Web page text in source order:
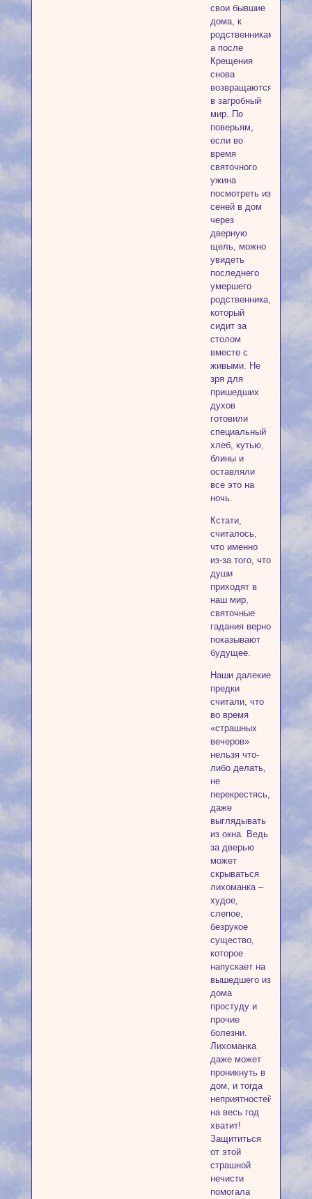
свои бывшие
дома, к
родственникам,
а после
Крещения
снова
возвращаются
в загробный
мир. По
поверьям,
если во
время
святочного
ужина
посмотреть из
сеней в дом
через
дверную
щель, можно
увидеть
последнего
умершего
родственника,
который
сидит за
столом
вместе с
живыми. Не
зря для
пришедших
духов
готовили
специальный
хлеб, кутью,
блины и
оставляли
все это на
ночь.
Кстати,
считалось,
что именно
из-за того, что
души
приходят в
наш мир,
святочные
гадания верно
показывают
будущее.
Наши далекие
предки
считали, что
во время
«страшных
вечеров»
нельзя что-
либо делать,
не
перекрестясь,
даже
выглядывать
из окна. Ведь
за дверью
может
скрываться
лихоманка –
худое,
слепое,
безрукое
существо,
которое
напускает на
вышедшего из
дома
простуду и
прочие
болезни.
Лихоманка
даже может
проникнуть в
дом, и тогда
неприятностей
на весь год
хватит!
Защититься
от этой
страшной
нечисти
помогала